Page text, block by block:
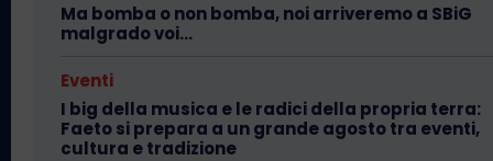
Ma bomba o non bomba, noi arriveremo a SBiG
malgrado voi…
Eventi
I big della musica e le radici della propria terra:
Faeto si prepara a un grande agosto tra eventi,
cultura e tradizione